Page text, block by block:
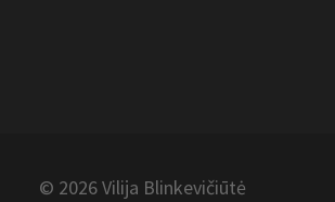
© 2026 Vilija Blinkevičiūtė